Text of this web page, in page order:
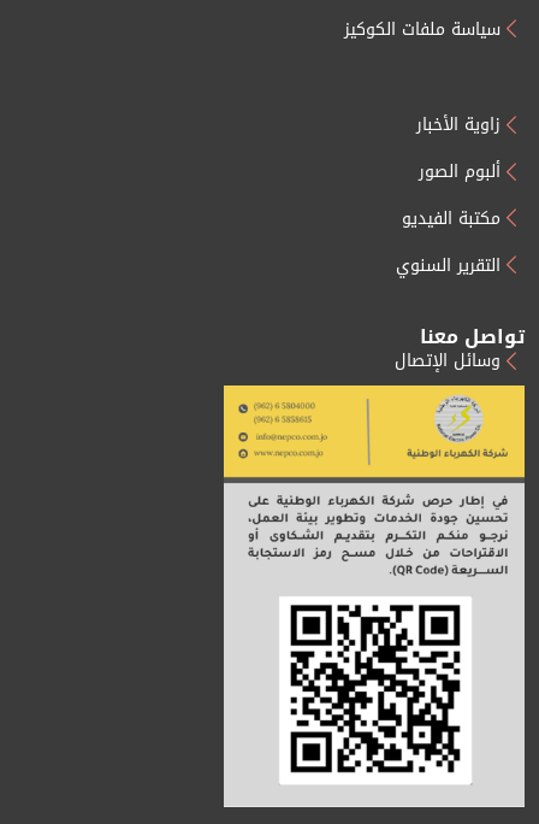
سياسة ملفات الكوكيز
زاوية الأخبار
ألبوم الصور
مكتبة الفيديو
التقرير السنوي
تواصل معنا
وسائل الإتصال